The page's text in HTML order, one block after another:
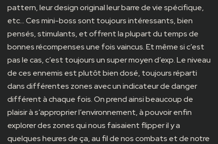
pattern, leur design original leur barre de vie spécifique,
etc… Ces mini-boss sont toujours intéressants, bien
pensés, stimulants, et offrent la plupart du temps de
bonnes récompenses une fois vaincus. Et même si c’est
pas le cas, c’est toujours un super moyen d’exp. Le niveau
de ces ennemis est plutôt bien dosé, toujours réparti
dans différentes zones avec un indicateur de danger
différent à chaque fois. On prend ainsi beaucoup de
plaisir à s’approprier l’environnement, à pouvoir enfin
explorer des zones qui nous faisaient flipper il y a
quelques heures de ça, au fil de nos combats et de notre